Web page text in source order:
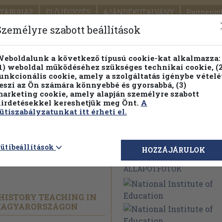
ELŐJEGYZÉS AJÁNDÉKUTALVÁNY
SEGÍTSÉG
PILLANATNYI ÁRAINK FENNTARTHATÓ
Részletes kereső Témaköri fa
of
TEACHING IN
Megvásárolható
ÁLLAPOTFOTÓK
szabott beállítások
a következő típusú cookie-kat alkalmazza:
weboldal működéséhez szükséges technikai cookie,
cookie, amely a szolgáltatás igénybe
az Ön számára könnyebbé és gyorsabbá, (3)
cookie, amely alapján személyre szabott
kereshetjük meg Önt. A
itt érheti el.
HOZZÁJÁRULOK